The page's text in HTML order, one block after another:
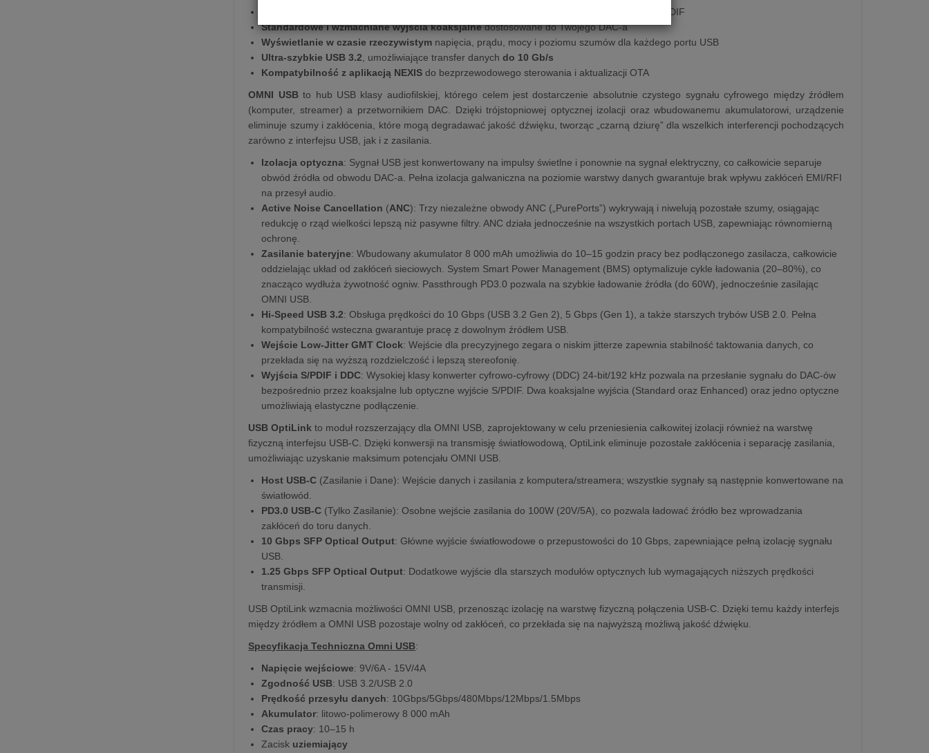
z wyjściami Coaxial i Optical S/PDIF
Standardowe i wzmacniane wyjścia koaksjalnedostosowane do Twojego DAC-a
Wyświetlanie w czasie rzeczywistym napięcia, prądu, mocy i poziomu szumów dla każdego portu USB
Ultra-szybkie USB 3.2 , umożliwiające transfer danychdo 10 Gb/s
Kompatybilność z aplikacją NEXIS do bezprzewodowego sterowania i aktualizacji OTA
­OMNI USBto hub USB klasy audiofilskiej, którego celem jest dostarczenie absolutnie czystego sygnału cyfrowego między źródłem
(komputer, streamer) a przetwornikiem DAC. Dzięki trójstopniowej optycznej izolacji oraz wbudowanemu akumulatorowi, urządzenie
eliminuje szumy i zakłócenia, które mogą degradawać jakość dźwięku, tworząc „czarną dziurę” dla wszelkich interferencji pochodzących
zarówno z interfejsu USB, jak i z zasilania.
Izolacja optyczna: Sygnał USB jest konwertowany na impulsy świetlne i ponownie na sygnał elektryczny, co całkowicie separuje
obwód źródła od obwodu DAC-a. Pełna izolacja galwaniczna na poziomie warstwy danych gwarantuje brak wpływu zakłóceń EMI/RFI
na przesył audio.
Active Noise Cancellation (ANC): Trzy niezależne obwody ANC („PurePorts”) wykrywają i niwelują pozostałe szumy, osiągając
redukcję o rząd wielkości lepszą niż pasywne filtry. ANC działa jednocześnie na wszystkich portach USB, zapewniając równomierną
ochronę.
Zasilanie bateryjne: Wbudowany akumulator 8 000 mAh umożliwia do 10–15 godzin pracy bez podłączonego zasilacza, całkowicie
oddzielając układ od zakłóceń sieciowych. System Smart Power Management (BMS) optymalizuje cykle ładowania (20–80%), co
znacząco wydłuża żywotność ogniw. Passthrough PD3.0 pozwala na szybkie ładowanie źródła (do 60W), jednocześnie zasilając
OMNI USB.
Hi-Speed USB 3.2: Obsługa prędkości do 10 Gbps (USB 3.2 Gen 2), 5 Gbps (Gen 1), a także starszych trybów USB 2.0. Pełna
kompatybilność wsteczna gwarantuje pracę z dowolnym źródłem USB.
Wejście Low-Jitter GMT Clock: Wejście dla precyzyjnego zegara o niskim jitterze zapewnia stabilność taktowania danych, co
przekłada się na wyższą rozdzielczość i lepszą stereofonię.
Wyjścia S/PDIF i DDC: Wysokiej klasy konwerter cyfrowo-cyfrowy (DDC) 24-bit/192 kHz pozwala na przesłanie sygnału do DAC-ów
bezpośrednio przez koaksjalne lub optyczne wyjście S/PDIF. Dwa koaksjalne wyjścia (Standard oraz Enhanced) oraz jedno optyczne
umożliwiają elastyczne podłączenie.
USB OptiLink to moduł rozszerzający dla OMNI USB, zaprojektowany w celu przeniesienia całkowitej izolacji również na warstwę
fizyczną interfejsu USB-C. Dzięki konwersji na transmisję światłowodową, OptiLink eliminuje pozostałe zakłócenia i separację zasilania,
umożliwiając uzyskanie maksimum potencjału OMNI USB.
Host USB-C (Zasilanie i Dane): Wejście danych i zasilania z komputera/streamera; wszystkie sygnały są następnie konwertowane na
światłowód.
PD3.0 USB-C (Tylko Zasilanie): Osobne wejście zasilania do 100W (20V/5A), co pozwala ładować źródło bez wprowadzania
zakłóceń do toru danych.
10 Gbps SFP Optical Output: Główne wyjście światłowodowe o przepustowości do 10 Gbps, zapewniające pełną izolację sygnału
USB.
1.25 Gbps SFP Optical Output: Dodatkowe wyjście dla starszych modułów optycznych lub wymagających niższych prędkości
transmisji.
USB OptiLink wzmacnia możliwości OMNI USB, przenosząc izolację na warstwę fizyczną połączenia USB-C. Dzięki temu każdy interfejs
między źródłem a OMNI USB pozostaje wolny od zakłóceń, co przekłada się na najwyższą możliwą jakość dźwięku.
Specyfikacja Techniczna Omni USB:
Napięcie wejściowe: 9V/6A - 15V/4A
Zgodność USB: USB 3.2/USB 2.0
Prędkość przesyłu danych: 10Gbps/5Gbps/480Mbps/12Mbps/1.5Mbps
Akumulator: litowo-polimerowy 8 000 mAh
Czas pracy: 10–15 h
Zacisk uziemiający